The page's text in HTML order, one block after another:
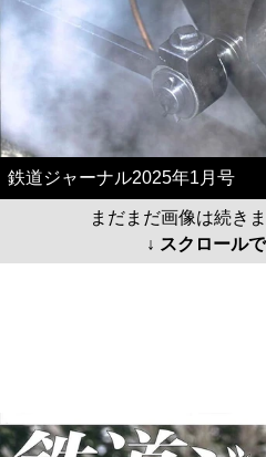
鉄道ジャーナル2025年1月号
まだまだ画像は続き
↓ スクロール